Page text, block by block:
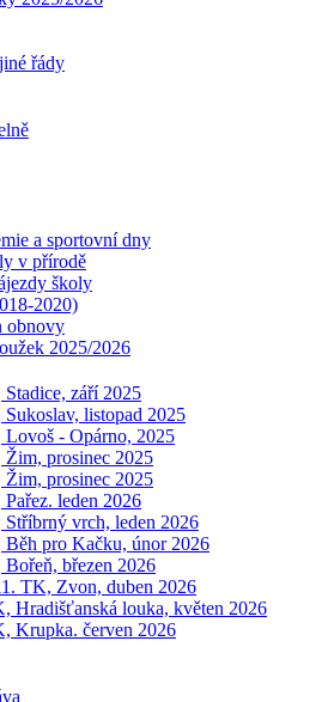
řády
a sportovní dny
v přírodě
školy
2020)
obnovy
2025/2026
září 2025
listopad 2025
- Opárno, 2025
prosinec 2025
prosinec 2025
leden 2026
vrch, leden 2026
pro Kačku, únor 2026
březen 2026
TK, Zvon, duben 2026
Hradišťanská louka, květen 2026
Krupka. červen 2026